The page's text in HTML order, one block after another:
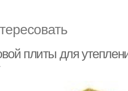
плиты для